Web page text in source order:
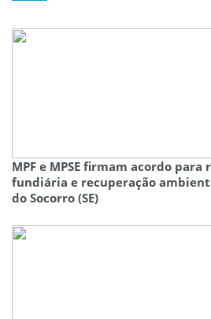
MPF e MPSE firmam acordo para
fundiária e recuperação
do Socorro (SE)